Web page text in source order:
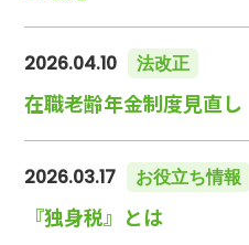
2026.04.10 法改正
在職老齢年金制度見直し
2026.03.17 お役立ち情報
『独身税』とは